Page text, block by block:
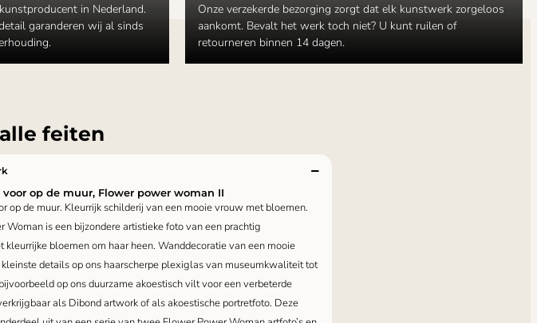
in Nederland.
garanderen wij al sinds
Onze verzekerde bezorging zorgt dat elk kunstwerk zorgeloos
aankomt. Bevalt het werk toch niet? U kunt ruilen of
retourneren binnen 14 dagen.
alle feiten
op de muur, Flower power woman II
op de muur. Kleurrijk schilderij van een mooie vrouw met bloemen.
Woman is een bijzondere artistieke foto van een prachtig
kleurrijke bloemen om haar heen. Wanddecoratie van een mooie
details op ons haarscherpe plexiglas van museumkwaliteit tot
op ons duurzame akoestisch vilt voor een verbeterde
als Dibond artwork of als akoestische portretfoto. Deze